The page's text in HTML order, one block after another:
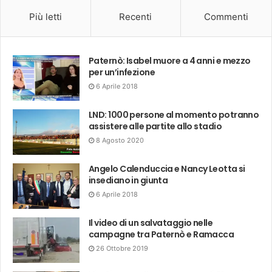
Più letti Recenti Commenti
Paternò: Isabel muore a 4 anni e mezzo
per un’infezione
6 Aprile 2018
LND: 1000 persone al momento potranno
assistere alle partite allo stadio
8 Agosto 2020
Angelo Calenduccia e Nancy Leotta si
insediano in giunta
6 Aprile 2018
Il video di un salvataggio nelle
campagne tra Paternò e Ramacca
26 Ottobre 2019